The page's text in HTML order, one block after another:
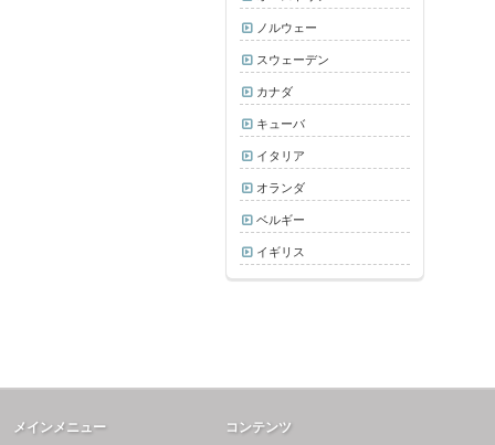
ノルウェー
スウェーデン
カナダ
キューバ
イタリア
オランダ
ベルギー
イギリス
メインメニュー コンテンツ